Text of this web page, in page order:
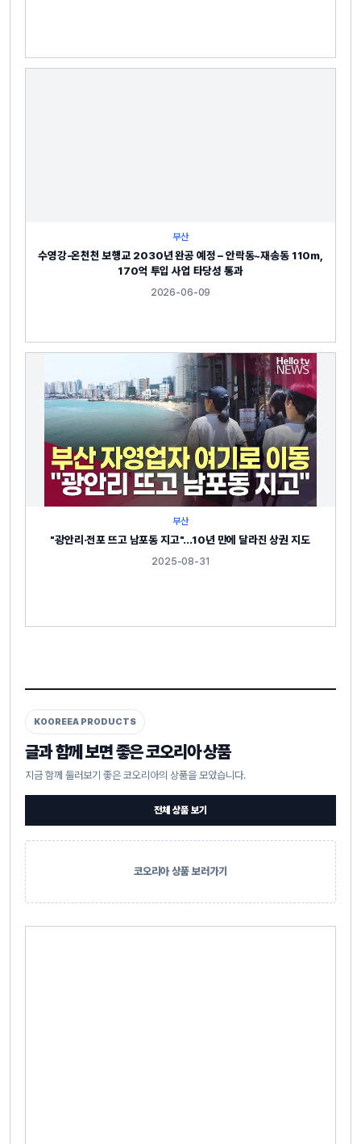
부산
수영강-온천천 보행교 2030년 완공 예정 – 안락동~재송동 110m,
170억 투입 사업 타당성 통과
2026-06-09
부산
"광안리·전포 뜨고 남포동 지고"…10년 만에 달라진 상권 지도
2025-08-31
KOOREEA PRODUCTS
글과 함께 보면 좋은 코오리아 상품
지금 함께 둘러보기 좋은 코오리아의 상품을 모았습니다.
전체 상품 보기
코오리아 상품 보러가기